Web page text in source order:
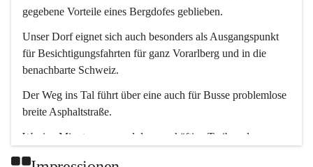
gegebene Vorteile eines Bergdofes geblieben.
Unser Dorf eignet sich auch besonders als Ausgangspunkt
für Besichtigungsfahrten für ganz Vorarlberg und in die
benachbarte Schweiz.
Der Weg ins Tal führt über eine auch für Busse problemlose
breite Asphaltstraße.
Wenige Minuten nur, und das geschäftige Treiben der